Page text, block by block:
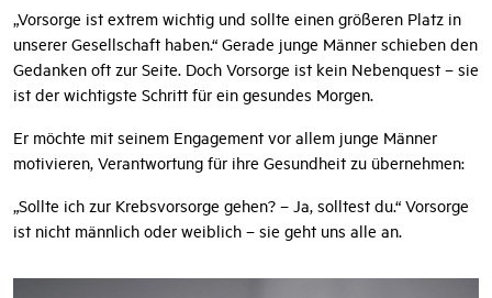
„Vorsorge ist extrem wichtig und sollte einen größeren Platz in
unserer Gesellschaft haben.“ Gerade junge Männer schieben den
Gedanken oft zur Seite. Doch Vorsorge ist kein Nebenquest – sie
ist der wichtigste Schritt für ein gesundes Morgen.
Er möchte mit seinem Engagement vor allem junge Männer
motivieren, Verantwortung für ihre Gesundheit zu übernehmen:
„Sollte ich zur Krebsvorsorge gehen? – Ja, solltest du.“ Vorsorge
ist nicht männlich oder weiblich – sie geht uns alle an.